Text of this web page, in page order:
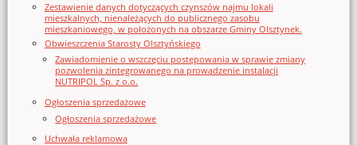
Zestawienie danych dotyczących czynszów najmu lokali
mieszkalnych, nienależących do publicznego zasobu
mieszkaniowego, w położonych na obszarze Gminy Olsztynek.
Obwieszczenia Starosty Olsztyńskiego
Zawiadomienie o wszczęciu postępowania w sprawie zmiany
pozwolenia zintegrowanego na prowadzenie instalacji
NUTRIPOL Sp. z o.o.
Ogłoszenia sprzedażowe
Ogłoszenia sprzedażowe
Uchwała reklamowa